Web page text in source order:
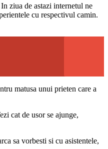
ziua de astazi internetul ne
cu respectivul camin.
matusa unui prieten care a
cat de usor se ajunge,
sa vorbesti si cu asistentele,